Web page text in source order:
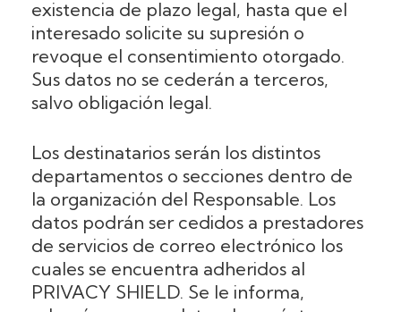
existencia de plazo legal, hasta que el
interesado solicite su supresión o
revoque el consentimiento otorgado.
Sus datos no se cederán a terceros,
salvo obligación legal.
Los destinatarios serán los distintos
departamentos o secciones dentro de
la organización del Responsable. Los
datos podrán ser cedidos a prestadores
de servicios de correo electrónico los
cuales se encuentra adheridos al
PRIVACY SHIELD. Se le informa,